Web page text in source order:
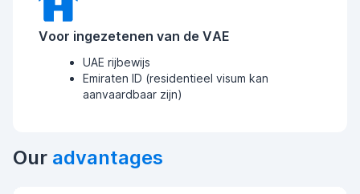
Voor ingezetenen van de VAE
UAE rijbewijs
Emiraten ID (residentieel visum kan
aanvaardbaar zijn)
Our advantages